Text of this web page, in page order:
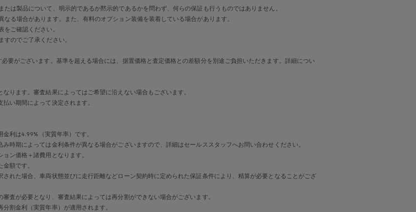
は製品について、明示的であるか黙示的であるかを問わず、何らの保証も行うものではありません。
る場合があります。また、有料のオプション装備を装着している場合があります。
ご確認ください。
のでご了承ください。
要がございます。基準を超える場合には、据置価格と査定価格との差額分を別途ご負担いただきます。詳細につい
ります。審査結果によってはご希望に沿えない場合もございます。
い期間によって決定されます。
利は4.99%（実質年率）です。
時期によっては金利条件が異なる場合がございますので、詳細はセールススタッフへお問い合わせください。
ン価格＋諸費用となります。
額です。
れた場合、車両状態並びに走行距離などローン契約時に定められた保証条件により、精算が必要となることがござ
査が必要となり、審査結果によっては再分割ができない場合がございます。
割金利（実質年率）が適用されます。